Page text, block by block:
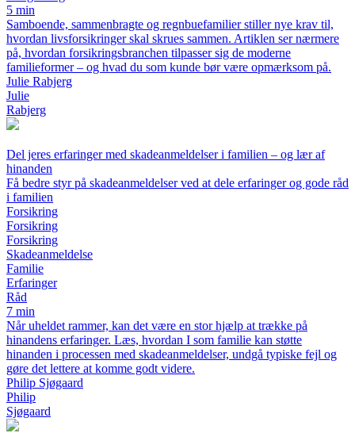
5 min
Samboende, sammenbragte og regnbuefamilier stiller nye krav til,
hvordan livsforsikringer skal skrues sammen. Artiklen ser nærmere
på, hvordan forsikringsbranchen tilpasser sig de moderne
familieformer – og hvad du som kunde bør være opmærksom på.
Julie Rabjerg
Julie
Rabjerg
Del jeres erfaringer med skadeanmeldelser i familien – og lær af
hinanden
Få bedre styr på skadeanmeldelser ved at dele erfaringer og gode råd
i familien
Forsikring
Forsikring
Forsikring
Skadeanmeldelse
Familie
Erfaringer
Råd
7 min
Når uheldet rammer, kan det være en stor hjælp at trække på
hinandens erfaringer. Læs, hvordan I som familie kan støtte
hinanden i processen med skadeanmeldelser, undgå typiske fejl og
gøre det lettere at komme godt videre.
Philip Sjøgaard
Philip
Sjøgaard